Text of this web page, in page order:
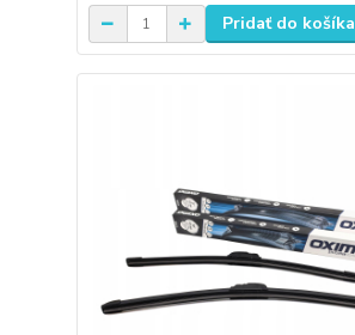
Pridať do košíka